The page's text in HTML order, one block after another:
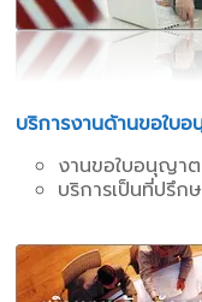
บริการงานด้านขอใบ
งานขอใบอนุญาต
บริการเป็นที่ปรึก